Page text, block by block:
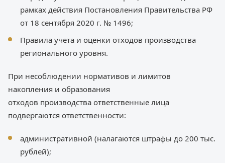
рамках действия Постановления Правительства РФ
от 18 сентября 2020 г. № 1496;
Правила учета и оценки отходов производства
регионального уровня.
При несоблюдении нормативов и лимитов
накопления и образования
отходов производства ответственные лица
подвергаются ответственности:
административной (налагаются штрафы до 200 тыс.
рублей);